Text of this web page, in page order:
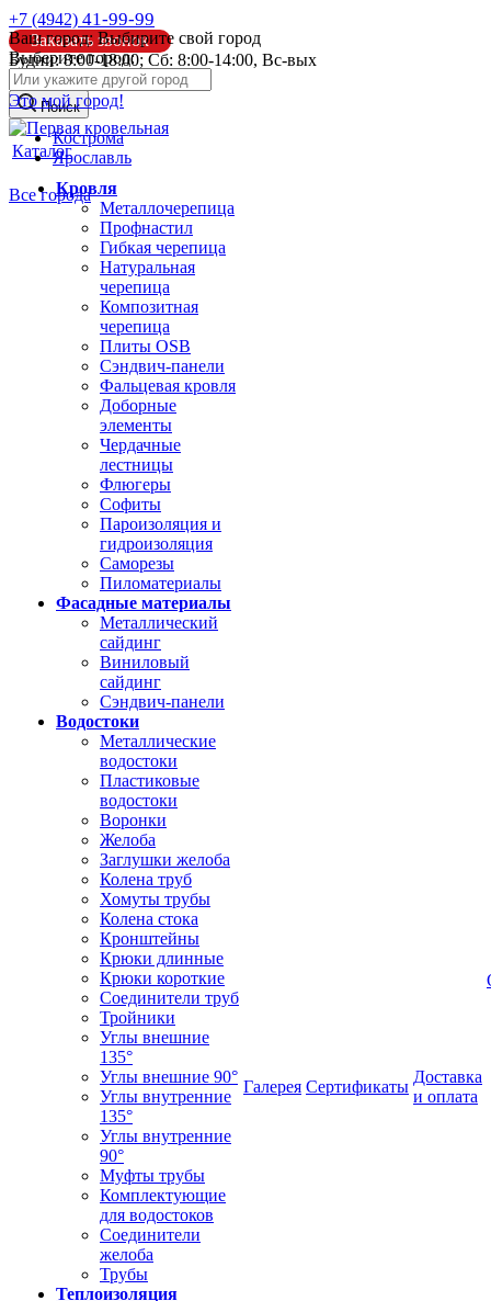
Ваш город: Выбирите свой город
Выберите город:
Это мой город!
Кострома
Ярославль
Все города
+7 (4942) 41-99-99
Заказать звонок
Будни: 8:00-18:00; Сб: 8:00-14:00, Вс-вых
info@pk44.ru
Поиск
Каталог
Кровля
Металлочерепица
Профнастил
Гибкая черепица
Натуральная
черепица
Композитная
черепица
Плиты OSB
Сэндвич-панели
Фальцевая кровля
Доборные
элементы
Чердачные
лестницы
Флюгеры
Софиты
Пароизоляция и
гидроизоляция
Саморезы
Пиломатериалы
Фасадные материалы
Металлический
сайдинг
Виниловый
сайдинг
Сэндвич-панели
Водостоки
Металлические
водостоки
Пластиковые
водостоки
Воронки
Желоба
Заглушки желоба
Колена труб
Хомуты трубы
Колена стока
Кронштейны
Крюки длинные
Крюки короткие
Соединители труб
Тройники
Углы внешние
135°
Углы внешние 90°
Углы внутренние
135°
Углы внутренние
90°
Муфты трубы
Комплектующие
для водостоков
Соединители
желоба
Трубы
Теплоизоляция
Галерея Сертификаты
Доставка
и оплата